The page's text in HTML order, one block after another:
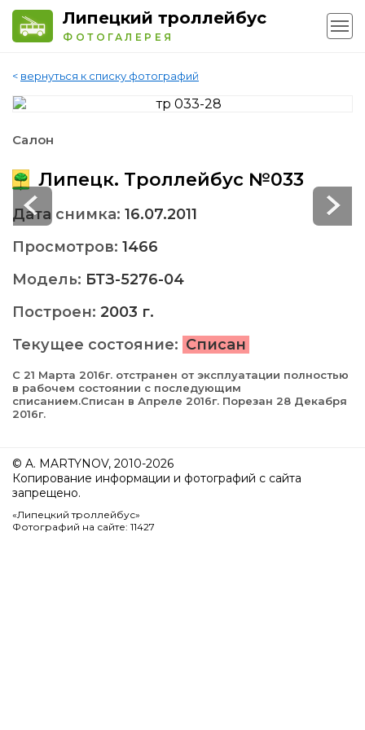
Липецкий троллейбус
ФОТОГАЛЕРЕЯ
< вернуться к списку фотографий
Салон
Липецк. Троллейбус №033
Дата снимка: 16.07.2011
Просмотров: 1466
Модель: БТЗ-5276-04
Построен: 2003 г.
Текущее состояние: Списан
С 21 Марта 2016г. отстранен от эксплуатации полностью
в рабочем состоянии с последующим
списанием.Списан в Апреле 2016г. Порезан 28 Декабря
2016г.
© A. MARTYNOV, 2010-2026
Копирование информации и фотографий с сайта
запрещено.
«Липецкий троллейбус»
Фотографий на сайте: 11427